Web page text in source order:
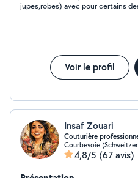
jupes,robes) avec pour certains
plaisir de collaborer avec des
plus qu'une recommandation que
Voir le profil
Insaf Zouari
Couturière
Courbevoie
4,8/5 (67 avis)